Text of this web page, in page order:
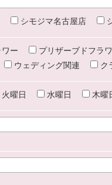
シモジマ名古屋店
ー プリザーブドフラ
ウェディング関連 ク
火曜日 水曜日 木曜